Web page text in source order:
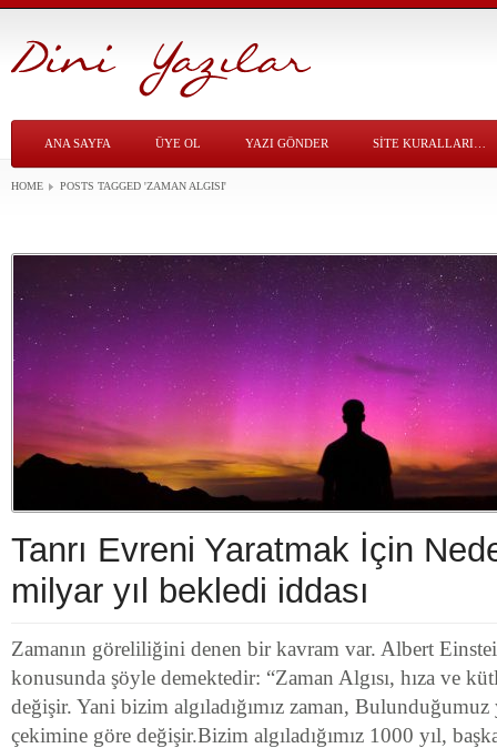
ANA SAYFA ÜYE OL YAZI GÖNDER SITE KURALLARI…
HOME POSTS TAGGED 'ZAMAN ALGISI'
Tanrı Evreni Yaratmak İçin
milyar yıl bekledi iddası
Zamanın göreliliğini denen bir kavram var. Albert
konusunda şöyle demektedir: “Zaman Algısı, hıza ve
değişir. Yani bizim algıladığımız zaman, Bulunduğumuz
çekimine göre değişir.Bizim algıladığımız 1000 yıl,